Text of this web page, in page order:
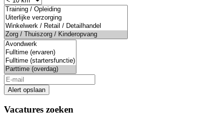
Alert opslaan
Vacatures zoeken